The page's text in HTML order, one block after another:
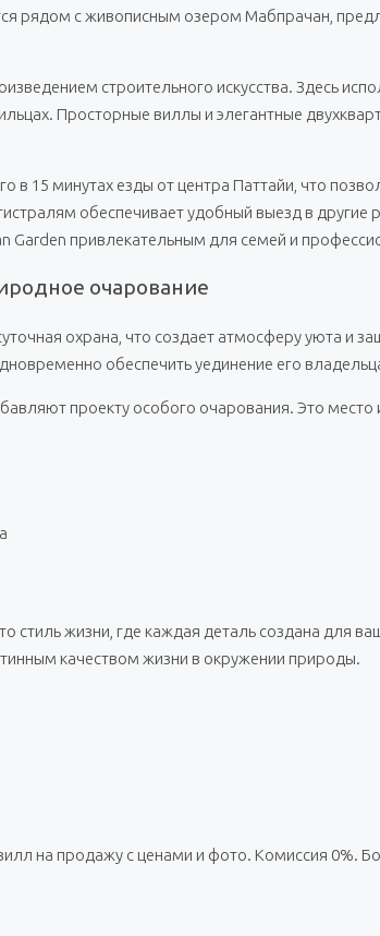
рядом с живописным озером Мабпрачан,
строительного искусства. Здесь
Просторные виллы и элегантные
в 15 минутах езды от центра Паттайи, что
обеспечивает удобный выезд в
Garden привлекательным для семей и
очарование
охрана, что создает атмосферу уюта и
обеспечить уединение его
проекту особого очарования. Это место
стиль жизни, где каждая деталь создана для
качеством жизни в окружении природы.
на продажу с ценами и фото. Комиссия 0%.